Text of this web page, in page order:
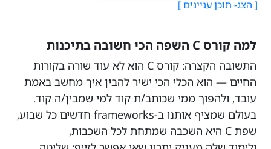
למה קורס C השפה הכי חשובה בתיכנות
התשובה הקצרה: קורס C הוא לא עוד שורה בקורות
החיים — הוא הכלי הכי ישיר להבין איך מחשב באמת
עובד, ולהפוך ממי שכותב/ת קוד למי שמבין/ה קוד.
בעולם שמציף אותנו ב-frameworks חדשים כל שבוע,
שפת C היא השכבה שמתחת לכל השכבות,